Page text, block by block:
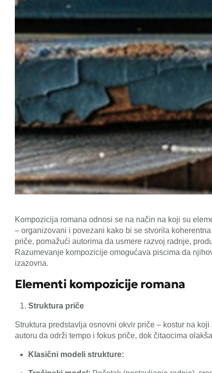
Kompozicija romana odnosi se na način na koji su
– organizovani i povezani kako bi se stvorila
priče, pomažući autorima da usmere razvoj radnje,
Razumevanje kompozicije omogućava piscima da
izazovna.
Elementi kompozicije romana
Struktura priče
Struktura predstavlja osnovni okvir priče – kostur na
autoru da održi tempo i fokus priče, dok čitaocima
Klasični modeli strukture: